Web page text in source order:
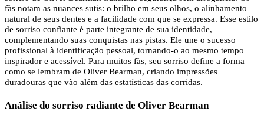
fãs notam as nuances sutis: o brilho em seus olhos, o alinhamento
natural de seus dentes e a facilidade com que se expressa. Esse estilo
de sorriso confiante é parte integrante de sua identidade,
complementando suas conquistas nas pistas. Ele une o sucesso
profissional à identificação pessoal, tornando-o ao mesmo tempo
inspirador e acessível. Para muitos fãs, seu sorriso define a forma
como se lembram de Oliver Bearman, criando impressões
duradouras que vão além das estatísticas das corridas.
Análise do sorriso radiante de Oliver Bearman